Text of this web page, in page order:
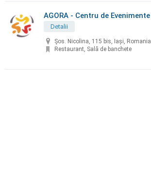
AGORA - Centru de Evenimente
Detalii
Șos. Nicolina, 115 bis, Iași, Romania
Restaurant, Sală de banchete